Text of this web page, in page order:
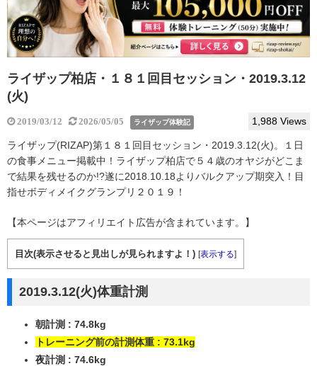
ライザップ柏店・１８１回目セッション・2019.3.12
(火)
2019/03/12 2026/05/05 ライザップ体験記 1,988 Views
ライザップ(RIZAP)第１８１回目セッション・2019.3.12(火)。１日
の食事メニュー掲載中！ライザップ柏店で５４歳のオヤジがどこま
で結果を残せるのか!?遂に2018.10.18よりバルクアップ期突入！目
指せボディメイクグランプリ２０１９！
【本ページはアフィリエイト広告が含まれています。】
目次(表示させると見出しが見られますよ！) [表示する]
2019.3.12(火)体重計測
朝計測 : 74.8kg
トレーニング前の計測体重 : 73.1kg
夜計測 : 74.6kg